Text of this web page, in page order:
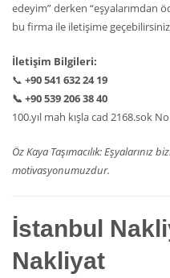
edeyim” derken “eşyalarımdan
bu firma ile iletişime
İletişim Bilgileri:
📞 +90 541 632 24 19
📞 +90 539 206 38 40
100.yıl mah kışla cad 2168.sok
Öz Kaya Taşımacılık:
motivasyonumuzdur.
İstanbul
Nakliyat